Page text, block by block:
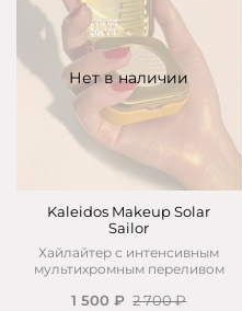
Нет в наличии
Kaleidos Makeup Solar
Sailor
Хайлайтер с интенсивным
мультихромным переливом
1 500 ₽ 2 700 ₽